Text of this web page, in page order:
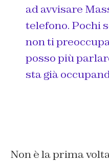
ad avvisare
telefono. Pochi
non ti
posso più
sta già
Non è la prima